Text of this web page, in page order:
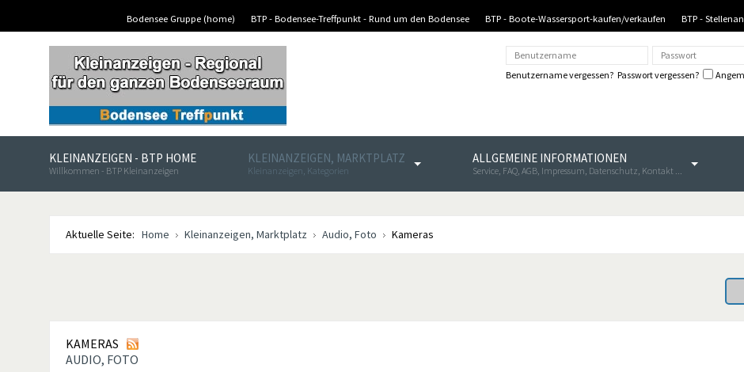
Bodensee Gruppe (home) BTP - Bodensee-Treffpunkt - Rund um den Bodensee BTP - Boote-Wassersport-kaufen/verkaufen BTP -
Benutzername vergessen? Passwort vergessen?
KLEINANZEIGEN - BTP HOME
Willkommen - BTP Kleinanzeigen
KLEINANZEIGEN, MARKTPLATZ
Kleinanzeigen, Kategorien
ALLGEMEINE INFORMATIONEN
Service, FAQ, AGB, Impressum, Datenschutz, Kontakt ...
Aktuelle Seite: Home Kleinanzeigen, Marktplatz Audio, Foto Kameras
KAMERAS
AUDIO, FOTO